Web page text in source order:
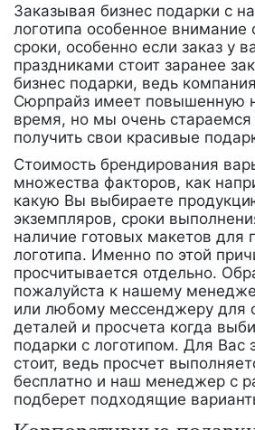
Заказывая бизнес подарки с
логотипа особенное внимание
сроки, особенно если заказ у
праздниками стоит заранее
бизнес подарки, ведь
Сюрпрайз имеет повышенную
время, но мы очень стараемся
получить свои красивые
Стоимость брендирования
множества факторов, как
какую Вы выбираете
экземпляров, сроки
наличие готовых макетов для
логотипа. Именно по этой
просчитывается отдельно.
пожалуйста к нашему
или любому мессенджеру для
деталей и просчета когда
подарки с логотипом. Для Вас
стоит, ведь просчет
бесплатно и наш менеджер с
подберет подходящие